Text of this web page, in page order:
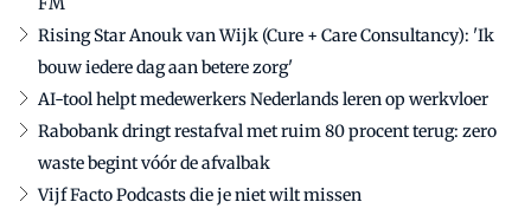
Rising Star Anouk van Wijk (Cure + Care Consultancy): 'Ik
bouw iedere dag aan betere zorg'
AI-tool helpt medewerkers Nederlands leren op werkvloer
Rabobank dringt restafval met ruim 80 procent terug: zero
waste begint vóór de afvalbak
Vijf Facto Podcasts die je niet wilt missen